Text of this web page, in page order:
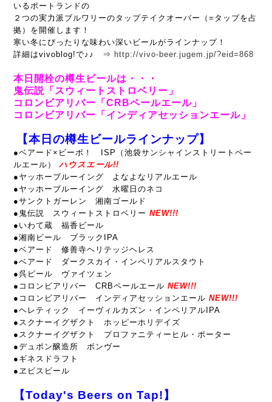
いるポートランドの
２つの実力派ブルワリーのタップテイクオーバー（=タップを占
拠）を開催します！
寒い冬にぴったりな味わい深いビールがラインナップ！
詳細はvivoblog!で♪♪ ⇒ http://vivo-beer.jugem.jp/?eid=868
本日開栓の樽生ビールは・・・
鬼伝説「スウィートストロベリー」
コロンビアリバー「CRBペールエール」
コロンビアリバー「インディアセッションエール」
【本日の樽生ビールラインナップ】
●ベアード×ビーボ！ ISP（池袋サンシャインストリートペー
ルエール）
ハウスエール!!
●ヤッホーブルーイング よなよなリアルエール
●ヤッホーブルーイング 水曜日のネコ
●サンクトガーレン 湘南ゴールド
●鬼伝説 スウィートストロベリー NEW!!!
●いわて蔵 福香ビール
●湘南ビール ブラックIPA
●ベアード 修善寺ヘリテッジヘレス
●ベアード ダークスカイ・インペリアルスタウト
●呉ビール ヴァイツェン
●コロンビアリバー CRBペールエール NEW!!!
●コロンビアリバー インディアセッションエール NEW!!!
●ヘレティック イーヴィルカズン・インペリアルIPA
●スクナーイグザクト ホッピーホリデイズ
●スクナーイグザクト プロファニティーヒル・ポーター
●デュポン醸造所 ボンヴー
●ギネスドラフト
●ヱビスビール
【Today's Beers on Tap!】